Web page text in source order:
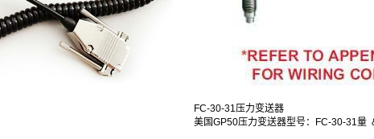
FC-30-31压力变送器
美国GP50压力变送器型号：FC-30-31量